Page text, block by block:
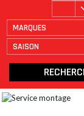
MARQUES
SAISON